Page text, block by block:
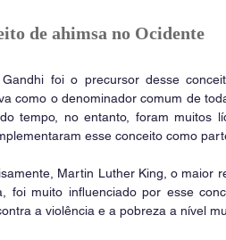
de ahimsa no Ocidente
Gandhi foi o precursor desse
como o denominador comum de
tempo, no entanto, foram muitos
esse conceito como
Martin Luther King, o maior
foi muito influenciado por esse
a violência e a pobreza a nível